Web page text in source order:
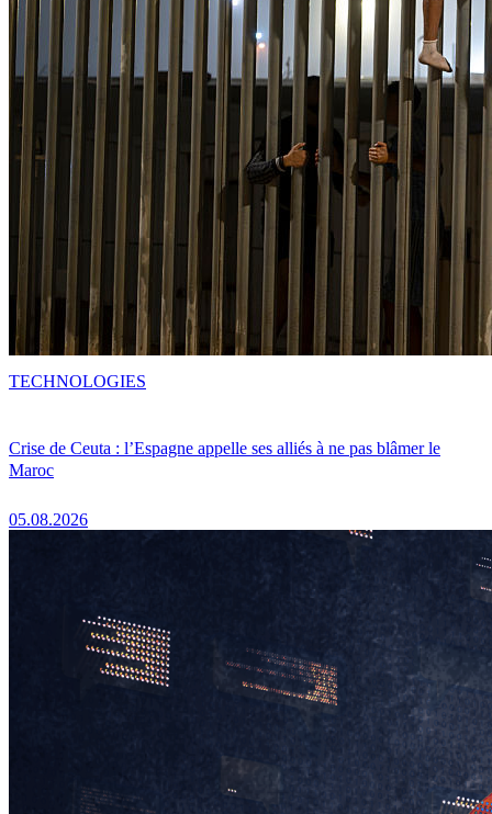
Crise de Ceuta : l’Espagne appelle ses alliés à ne pas blâmer le
Maroc
05.08.2026
TECHNOLOGIES